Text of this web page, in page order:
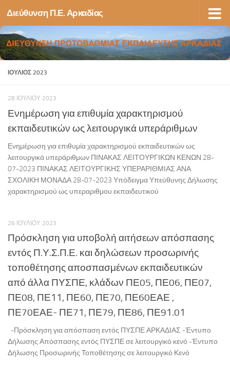
Skip to content
Διεύθυνση Π.Ε. Αρκαδίας
ΙΟΎΛΙΟΣ 2023
28 ΙΟΥΛΊΟΥ 2023
Ενημέρωση για επιθυμία χαρακτηρισμού
εκπαιδευτικών ως λειτουργικά υπεράριθμων
Ενημέρωση για επιθυμία χαρακτηρισμού εκπαιδευτικών ως
λειτουργικά υπεράριθμων ΠΙΝΑΚΑΣ ΛΕΙΤΟΥΡΓΙΚΩΝ ΚΕΝΩΝ 28-
07-2023 ΠΙΝΑΚΑΣ ΛΕΙΤΟΥΡΓΙΚΗΣ ΥΠΕΡΑΡΙΘΜΙΑΣ ΑΝΑ
ΣΧΟΛΙΚΗ ΜΟΝΑΔΑ 28-07-2023 Υπόδειγμα Υπεύθυνης Δήλωσης
χαρακτηρισμού ως υπεραριθμου εκπαιδευτικού
26 ΙΟΥΛΊΟΥ 2023
Πρόσκληση για υποβολή αιτήσεων απόσπασης
εντός Π.Υ.Σ.Π.Ε. και δηλώσεων προσωρινής
τοποθέτησης αποσπασμένων εκπαιδευτικών
από άλλα ΠΥΣΠΕ, κλάδων ΠΕ05, ΠΕ06, ΠΕ07,
ΠΕ08, ΠΕ11, ΠΕ60, ΠΕ70, ΠΕ60ΕΑΕ ,
ΠΕ70ΕΑΕ- ΠΕ71, ΠΕ79, ΠΕ86, ΠΕ91.01
-Πρόσκληση για απόσπαση εντός ΠΥΣΠΕ ΑΡΚΑΔΙΑΣ -Έντυπο
Δήλωσης Απόσπασης εντός ΠΥΣΠΕ σε λειτουργικό κενό -Έντυπο
Δήλωσης Προσωρινής Τοποθέτησης σε λειτουργικό Κενό